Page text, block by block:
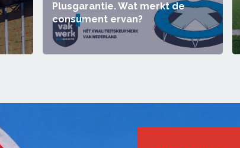
Plusgarantie. Wat merkt de
consument ervan?